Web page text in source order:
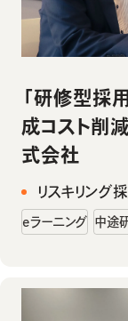
「研修型採
成コスト削
式会社
リスキリング
eラーニング 中途